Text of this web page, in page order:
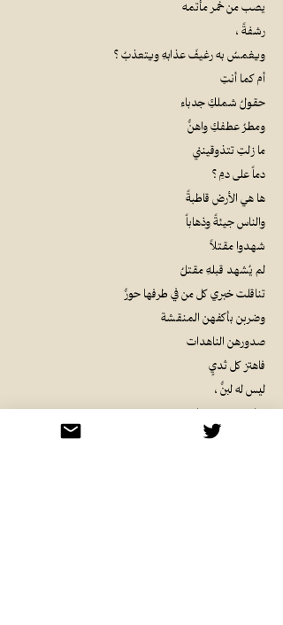
يصب من خمر مأتمه
رشفةً ،
ويغمسُ به رغيفَ عذابهِ ويتعذبُ ؟
أم كما أنتِ
حقولُ شملكِ جدباء
ومطرُ عطفكِ واهنٌ
ما زلتِ تتذوقينني
دماً على دمِ ؟
ها هي الأرض قاطبةً
والناس جيئةً وذهاباً
شهدوا مقتلاً
لم يُشهد قبلهِ مقتلُ
تناقلت خبري كل من في طرفها حورٌ
وضربن بأكفهن المنقشة
صدورهن الناهدات
فاهتز كل ثديٍ
ليس له لبنٌ ،
كأنها اليمُّ إذا حلَّ المساء